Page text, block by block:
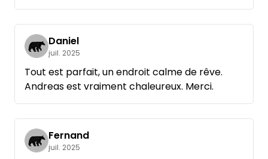
Daniel
juil. 2025
Tout est parfait, un endroit calme de rêve.
Andreas est vraiment chaleureux. Merci.
Fernand
juil. 2025